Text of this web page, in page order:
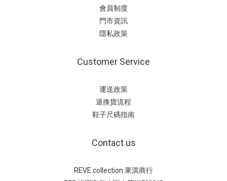
會員制度
門市資訊
隱私政策
Customer Service
運送政策
退換貨流程
鞋子尺碼指南
Contact us
REVE collection 果淇商行